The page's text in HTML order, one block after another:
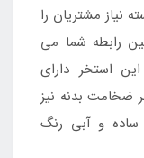
نیاز مشتریان را
رابطه شما می
استخر دارای
ضخامت بدنه نیز
ساده و آبی رنگ